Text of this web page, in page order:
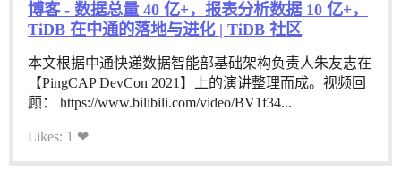
博客 - 数据总量 40 亿+，报表分析数据 10 亿+，
TiDB 在中通的落地与进化 | TiDB 社区
本文根据中通快递数据智能部基础架构负责人朱友志在
【PingCAP DevCon 2021】上的演讲整理而成。视频回
顾： https://www.bilibili.com/video/BV1f34...
Likes: 1 ❤